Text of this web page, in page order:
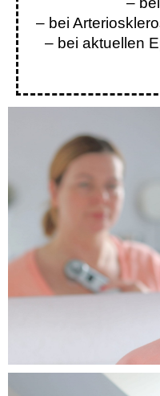
– bei
– bei aktuellen